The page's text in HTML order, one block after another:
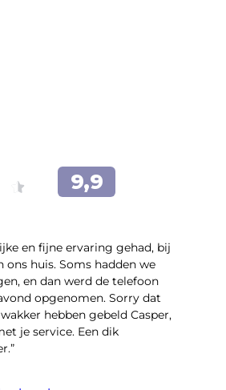
en fijne ervaring gehad, bij
ons huis. Soms hadden we
en dan werd de telefoon
opgenomen. Sorry dat
hebben gebeld Casper,
je service. Een dik